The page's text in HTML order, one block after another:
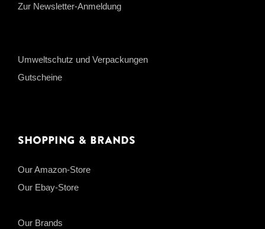
Zur Newsletter-Anmeldung
Umweltschutz und Verpackungen
Gutscheine
Shopping & Brands
Our Amazon-Store
Our Ebay-Store
Our Brands